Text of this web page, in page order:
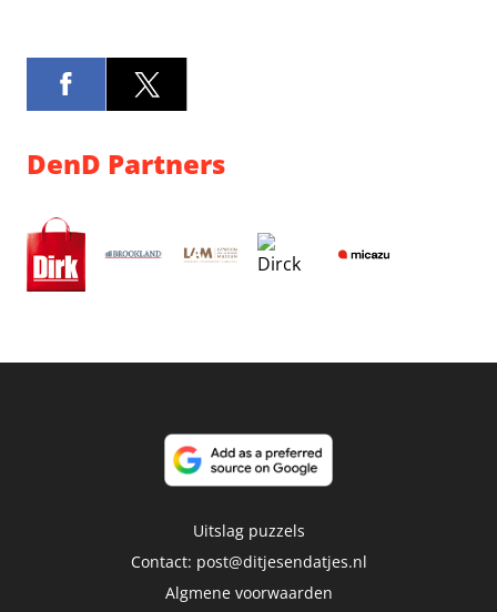
DenD Partners
Uitslag puzzels
Contact: post@ditjesendatjes.nl
Algmene voorwaarden